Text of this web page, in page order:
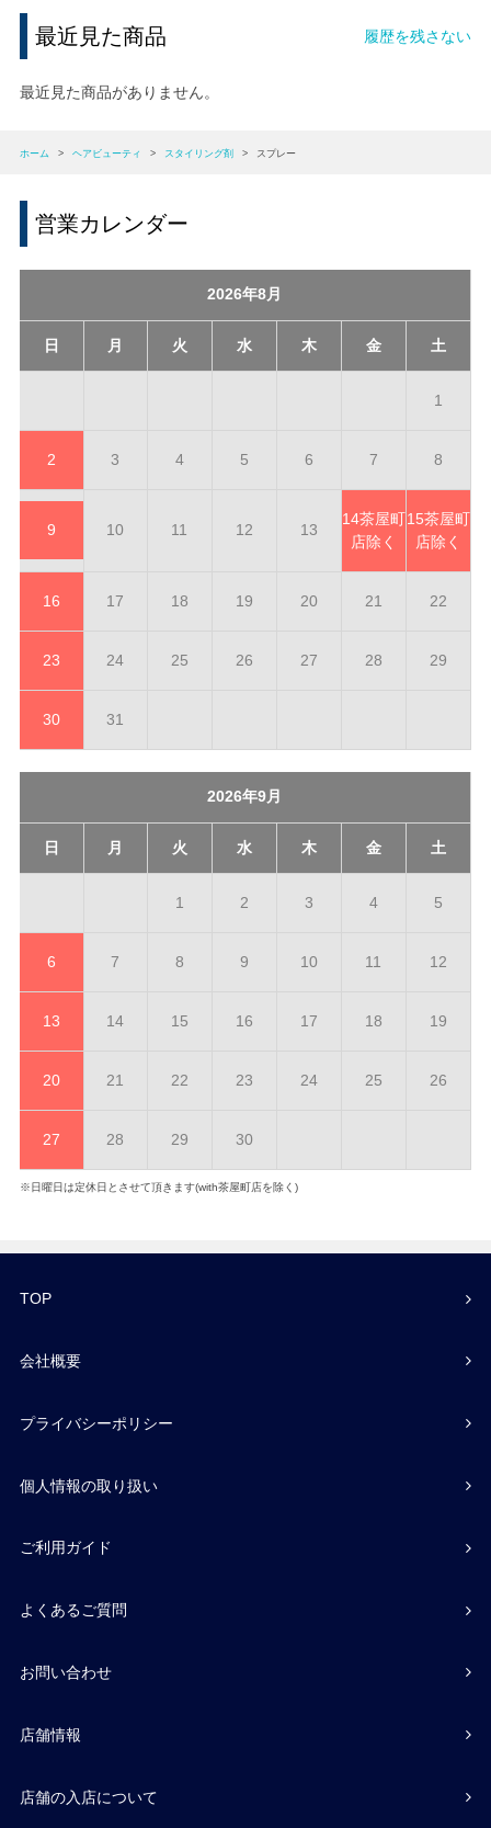
最近見た商品 履歴を残さない
最近見た商品がありません。
ホーム > ヘアビューティ > スタイリング剤 > スプレー
営業カレンダー
2026年8月
日 月 火 水 木 金 土
1
2 3 4 5 6 7 8
9 10 11 12 13
14茶屋町
店除く
15茶屋町
店除く
16 17 18 19 20 21 22
23 24 25 26 27 28 29
30 31
2026年9月
日 月 火 水 木 金 土
1 2 3 4 5
6 7 8 9 10 11 12
13 14 15 16 17 18 19
20 21 22 23 24 25 26
27 28 29 30
※日曜日は定休日とさせて頂きます(with茶屋町店を除く)
TOP
会社概要
プライバシーポリシー
個人情報の取り扱い
ご利用ガイド
よくあるご質問
お問い合わせ
店舗情報
店舗の入店について